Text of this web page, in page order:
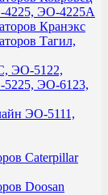
ЭО-4225А
Кранэкс
Тагил,
ЭО-5122,
ЭО-6123,
ЭО-5111,
Caterpillar
Doosan